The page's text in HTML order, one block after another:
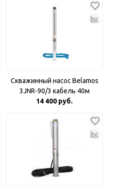
Скважинный насос Belamos
3JNR-90/3 кабель 40м
14 400 руб.